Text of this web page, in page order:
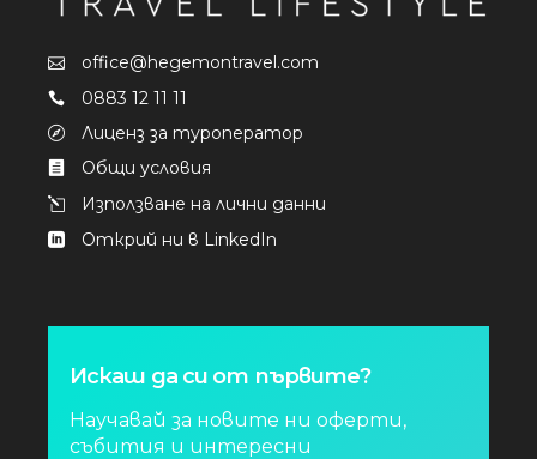
office@hegemontravel.com
0883 12 11 11
Лиценз за туроператор
Общи условия
Използване на лични данни
Открий ни в LinkedIn
Искаш да си от първите?
Научавай за новите ни оферти,
събития и интересни